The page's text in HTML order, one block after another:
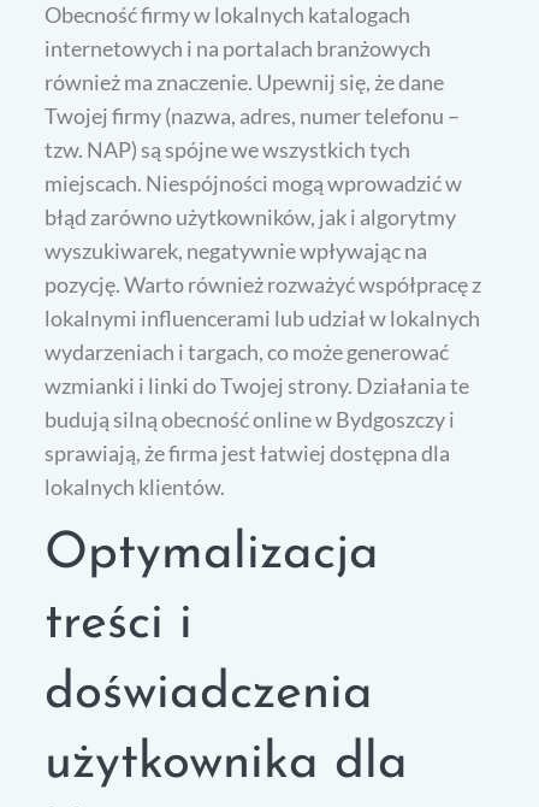
Obecność firmy w lokalnych katalogach
internetowych i na portalach branżowych
również ma znaczenie. Upewnij się, że dane
Twojej firmy (nazwa, adres, numer telefonu –
tzw. NAP) są spójne we wszystkich tych
miejscach. Niespójności mogą wprowadzić w
błąd zarówno użytkowników, jak i algorytmy
wyszukiwarek, negatywnie wpływając na
pozycję. Warto również rozważyć współpracę z
lokalnymi influencerami lub udział w lokalnych
wydarzeniach i targach, co może generować
wzmianki i linki do Twojej strony. Działania te
budują silną obecność online w Bydgoszczy i
sprawiają, że firma jest łatwiej dostępna dla
lokalnych klientów.
Optymalizacja
treści i
doświadczenia
użytkownika dla